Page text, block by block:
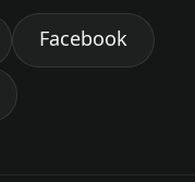
החזון שלנו
Facebook